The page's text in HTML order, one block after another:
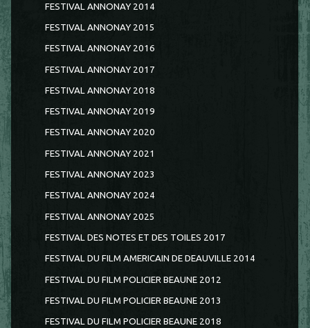
FESTIVAL ANNONAY 2014
FESTIVAL ANNONAY 2015
FESTIVAL ANNONAY 2016
FESTIVAL ANNONAY 2017
FESTIVAL ANNONAY 2018
FESTIVAL ANNONAY 2019
FESTIVAL ANNONAY 2020
FESTIVAL ANNONAY 2021
FESTIVAL ANNONAY 2023
FESTIVAL ANNONAY 2024
FESTIVAL ANNONAY 2025
FESTIVAL DES NOTES ET DES TOILES 2017
FESTIVAL DU FILM AMERICAIN DE DEAUVILLE 2014
FESTIVAL DU FILM POLICIER BEAUNE 2012
FESTIVAL DU FILM POLICIER BEAUNE 2013
FESTIVAL DU FILM POLICIER BEAUNE 2018